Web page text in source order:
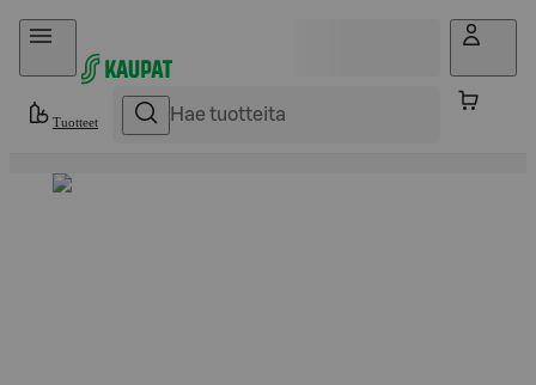
Hyppää sisältöön
Tuotteet